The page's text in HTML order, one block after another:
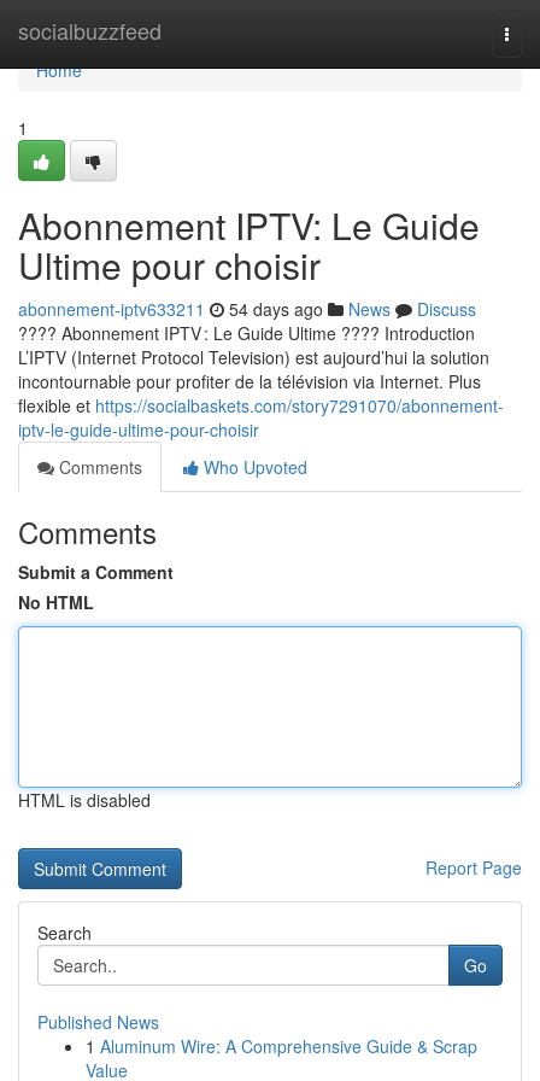
socialbuzzfeed
Home
Home
1
Abonnement IPTV: Le Guide
Ultime pour choisir
abonnement-iptv633211 54 days ago News
Discuss
???? Abonnement IPTV : Le Guide Ultime ???? Introduction
L’IPTV (Internet Protocol Television) est aujourd’hui la solution
incontournable pour profiter de la télévision via Internet. Plus
flexible et https://socialbaskets.com/story7291070/abonnement-
iptv-le-guide-ultime-pour-choisir
Comments
Who Upvoted
Comments
Submit a Comment
No HTML
HTML is disabled
Report Page
Search
Go
Published News
1 Aluminum Wire: A Comprehensive Guide & Scrap
Value